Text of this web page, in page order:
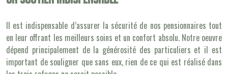
Il est indispensable d’assurer la sécurité de nos pensionnaires tout
en leur offrant les meilleurs soins et un confort absolu. Notre oeuvre
dépend principalement de la générosité des particuliers et il est
important de souligner que sans eux, rien de ce qui est réalisé dans